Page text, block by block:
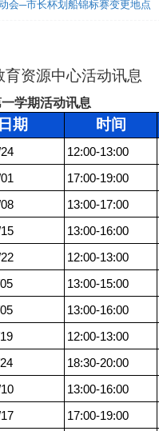
会─市长杯划船锦标赛变更地点
育资源中心活动讯息
学期活动讯息
日期 时间
12:00-13:00
17:00-19:00
13:00-17:00
13:00-16:00
12:00-13:00
13:00-15:00
13:00-16:00
12:00-13:00
18:30-20:00
13:00-16:00
17:00-19:00